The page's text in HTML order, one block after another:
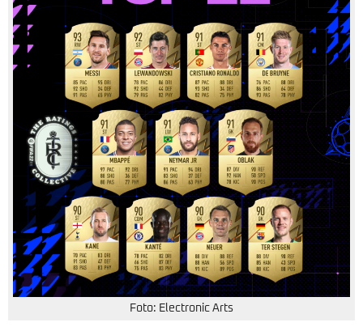
Foto: Electronic Arts